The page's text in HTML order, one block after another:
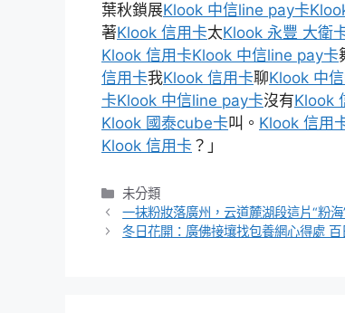
葉秋鎖展Klook 中信line pay卡
著Klook 信用卡太Klook 永豐 大衛
Klook 信用卡Klook 中信line pay卡
信用卡我Klook 信用卡聊Klook 中
卡Klook 中信line pay卡沒有Klook
Klook 國泰cube卡叫。 Klook 信用
Klook 信用卡 ？」
分
類
未分類
一抹粉妝落廣州，云道麓湖段這片“粉
冬日花開：廣佛接壤找包養網心得處 百